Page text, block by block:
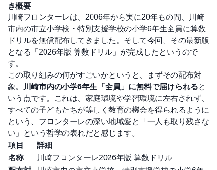
き概要
川崎フロンターレは、2006年から実に20年もの間、川崎
市内の市立小学校・特別支援学校の小学6年生全員に算数
ドリルを無償配布してきました。そして今回、その最新版
となる「2026年版 算数ドリル」が完成したというので
す。
この取り組みの何がすごいかというと、まずその配布対
象。
川崎市内の小学6年生「全員」に無料で届けられると
いう点です。これは、家庭環境や学習環境に左右されず、
すべての子どもたちが等しく教育の機会を得られるように
という、フロンターレの深い地域愛と「一人も取り残さな
い」という哲学の表れだと感じます。
項目
詳細
名称
川崎フロンターレ2026年版 算数ドリル